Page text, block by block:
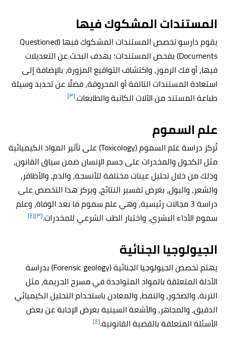
المستندات المشكوك فيها
يقوم دارسو تخصص المستندات المشكوك فيها (Questioned
Documents) بفحص المستندات؛ بهدف البحث عن التعديلات
فيها، أو فك الرموز، واكتشاف التواقيع المزورة، بالإضافة إلى
استعادة المستندات التالفة أو المحروقة، فضلًا عن تحديد وسيلة
طباعة المستند من الآلات الكاتبة والطابعات.[٣]
علم السموم
تُركز دراسة علم السموم (Toxicology) على تأثير المواد الكيميائية
مثل الكحول والمخدرات على جسم الإنسان ضمن سياق القانون،
وذلك من خلال تحليل عينات مختلفة للأنسجة، والدم، والأظافر،
والشعر، والبول، بغرض تفسير النتائج، ويركز هذا التخصص على
دراسة 3 مجالات رئيسية، وهي علم سموم ما بعد الوفاة، وعلم
سموم الأداء البشري، واختبار الطب الشرعي للمخدرات.[٣] [٤]
الجيولوجيا الجنائية
يهتم تخصص الجيولوجيا الجنائية (Forensic geology) بدراسة
الأدلة المتعلقة بالمواد المتواجدة في مسرح الجريمة، مثل
التربة، والصخور، والنفط، والمعادن باستخدام التحليل الكيميائي
الدقيق، والمجاهر، والأشعة السينية بغرض الإجابة عن بعض
الأسئلة المتعلقة بالقضية القانونية.[٤]